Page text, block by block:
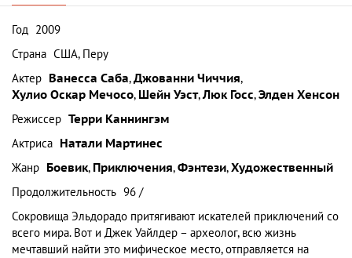
Год 2009
Страна США, Перу
Актер Ванесса Саба,Джованни Чиччия,
Хулио Оскар Мечосо, Шейн Уэст,Люк Госс,Элден Хенсон
Режиссер Терри Каннингэм
Актриса Натали Мартинес
Жанр Боевик, Приключения,Фэнтези,Художественный
Продолжительность 96 /
Сокровища Эльдорадо притягивают искателей приключений со
всего мира. Вот и Джек Уайлдер – археолог, всю жизнь
мечтавший найти это мифическое место, отправляется на